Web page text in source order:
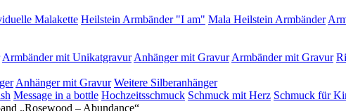
Malakette Heilstein Armbänder "I am" Mala Heilstein Armbänder
Armbänder mit Unikatgravur Anhänger mit Gravur Armbänder mit Gravur
Anhänger mit Gravur Weitere Silberanhänger
Message in a bottle Hochzeitsschmuck Schmuck mit Herz Schmuck für
„Rosewood – Abundance“